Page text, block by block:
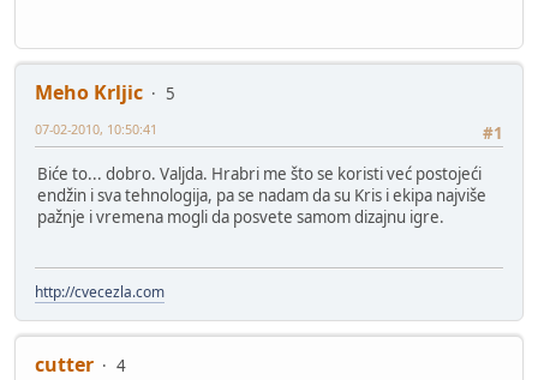
Meho Krljic
5
#1
07-02-2010, 10:50:41
Biće to... dobro. Valjda. Hrabri me što se koristi već postojeći
endžin i sva tehnologija, pa se nadam da su Kris i ekipa najviše
pažnje i vremena mogli da posvete samom dizajnu igre.
http://cvecezla.com
cutter
4